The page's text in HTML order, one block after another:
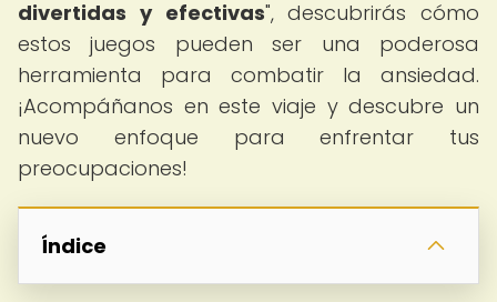
divertidas y efectivas", descubrirás cómo
estos juegos pueden ser una poderosa
herramienta para combatir la ansiedad.
¡Acompáñanos en este viaje y descubre un
nuevo enfoque para enfrentar tus
preocupaciones!
Índice